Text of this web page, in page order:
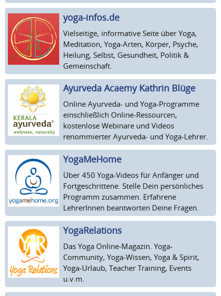
yoga-infos.de
Vielseitige, informative Seite über Yoga,
Meditation, Yoga-Arten, Körper, Psyche,
Heilung, Selbst, Gesundheit, Politik &
Gemeinschaft.
Ayurveda Acaemy Kathrin Blüge
Online Ayurveda- und Yoga-Programme
einschließlich Online-Ressourcen,
kostenlose Webinare und Videos
renommierter Ayurveda- und Yoga-Lehrer.
YogaMeHome
Über 450 Yoga-Videos für Anfänger und
Fortgeschrittene. Stelle Dein persönliches
Programm zusammen. Erfahrene
LehrerInnen beantworten Deine Fragen.
YogaRelations
Das Yoga Online-Magazin. Yoga-
Community, Yoga-Wissen, Yoga & Spirit,
Yoga-Urlaub, Teacher Training, Events
u.v.m.